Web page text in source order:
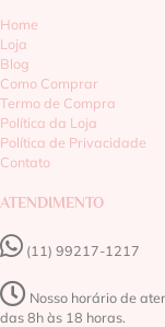
Home
Loja
Blog
Como Comprar
Termo de Compra
Política da Loja
Política de Privacidade
Contato
ATENDIMENTO
(11) 99217-1217‬
Nosso horário de
das 8h às 18 horas.